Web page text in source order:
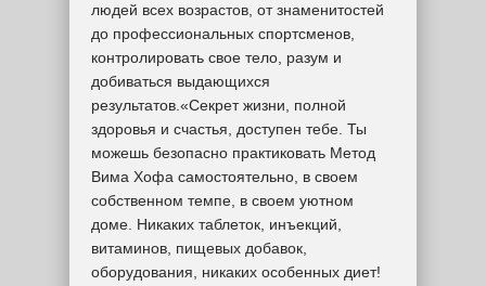
людей всех возрастов, от знаменитостей
до профессиональных спортсменов,
контролировать свое тело, разум и
добиваться выдающихся
результатов.«Секрет жизни, полной
здоровья и счастья, доступен тебе. Ты
можешь безопасно практиковать Метод
Вима Хофа самостоятельно, в своем
собственном темпе, в своем уютном
доме. Никаких таблеток, инъекций,
витаминов, пищевых добавок,
оборудования, никаких особенных диет!